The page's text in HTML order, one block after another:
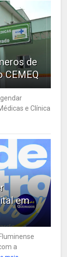
de
CEMEQ
e Clínica
em
a